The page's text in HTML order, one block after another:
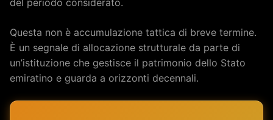
Questa non è accumulazione tattica di breve termine.
È un segnale di allocazione strutturale da parte di
un’istituzione che gestisce il patrimonio dello Stato
emiratino e guarda a orizzonti decennali.